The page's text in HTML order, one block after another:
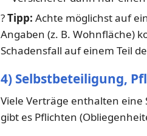
?Tipp: Achte möglichst auf
Angaben (z. B. Wohnfläche)
Schadensfall auf einem Teil
4) Selbstbeteiligung,
Viele Verträge enthalten eine
gibt es Pflichten